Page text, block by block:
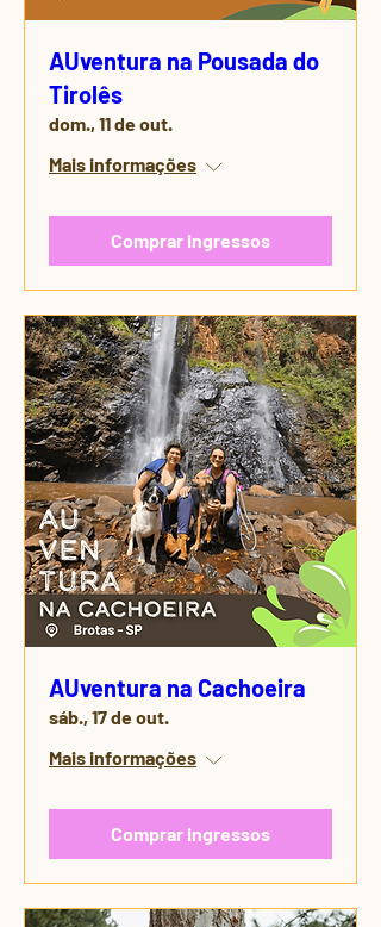
AUventura na Pousada do
Tirolês
dom., 11 de out.
Mais informações
Comprar ingressos
AUventura na Cachoeira
sáb., 17 de out.
Mais informações
Comprar ingressos